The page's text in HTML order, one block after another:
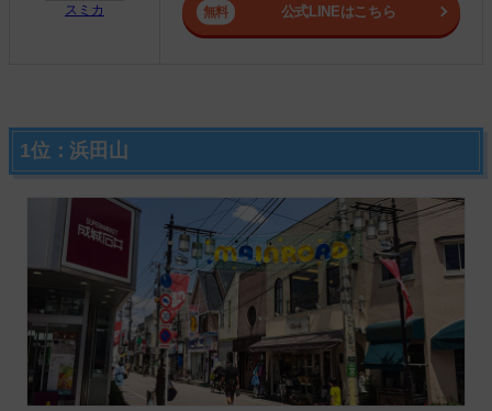
スミカ 公式LINEはこちら
1位：浜田山